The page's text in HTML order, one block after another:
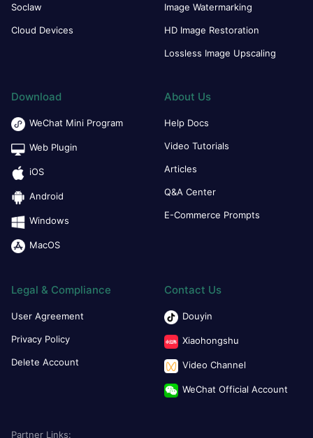
Soclaw
Cloud Devices
Image Watermarking
HD Image Restoration
Lossless Image Upscaling
Download
WeChat Mini Program
Web Plugin
iOS
Android
Windows
MacOS
About Us
Help Docs
Video Tutorials
Articles
Q&A Center
E-Commerce Prompts
Legal & Compliance
User Agreement
Privacy Policy
Delete Account
Contact Us
Douyin
Xiaohongshu
Video Channel
WeChat Official Account
Partner Links: